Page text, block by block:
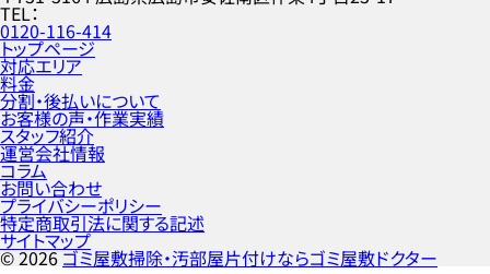
TEL
0120-116-414
トップページ
対応エリア
料金
分割・後払いについて
お客様の声・作業実績
スタッフ紹介
運営会社情報
コラム
お問い合わせ
プライバシーポリシー
特定商取引法に関する記述
サイトマップ
©2026ゴミ屋敷掃除・汚部屋片付けならゴミ屋敷ドクター